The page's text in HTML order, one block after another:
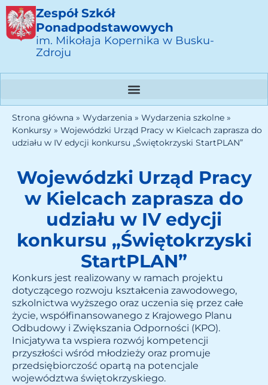
Zespół Szkół
Ponadpodstawowych
im. Mikołaja Kopernika w Busku-
Zdroju
Strona główna » Wydarzenia » Wydarzenia szkolne »
Konkursy » Wojewódzki Urząd Pracy w Kielcach zaprasza do
udziału w IV edycji konkursu „Świętokrzyski StartPLAN”
Wojewódzki Urząd Pracy
w Kielcach zaprasza do
udziału w IV edycji
konkursu „Świętokrzyski
StartPLAN”
Konkurs jest realizowany w ramach projektu
dotyczącego rozwoju kształcenia zawodowego,
szkolnictwa wyższego oraz uczenia się przez całe
życie, współfinansowanego z Krajowego Planu
Odbudowy i Zwiększania Odporności (KPO).
Inicjatywa ta wspiera rozwój kompetencji
przyszłości wśród młodzieży oraz promuje
przedsiębiorczość opartą na potencjale
województwa świętokrzyskiego.